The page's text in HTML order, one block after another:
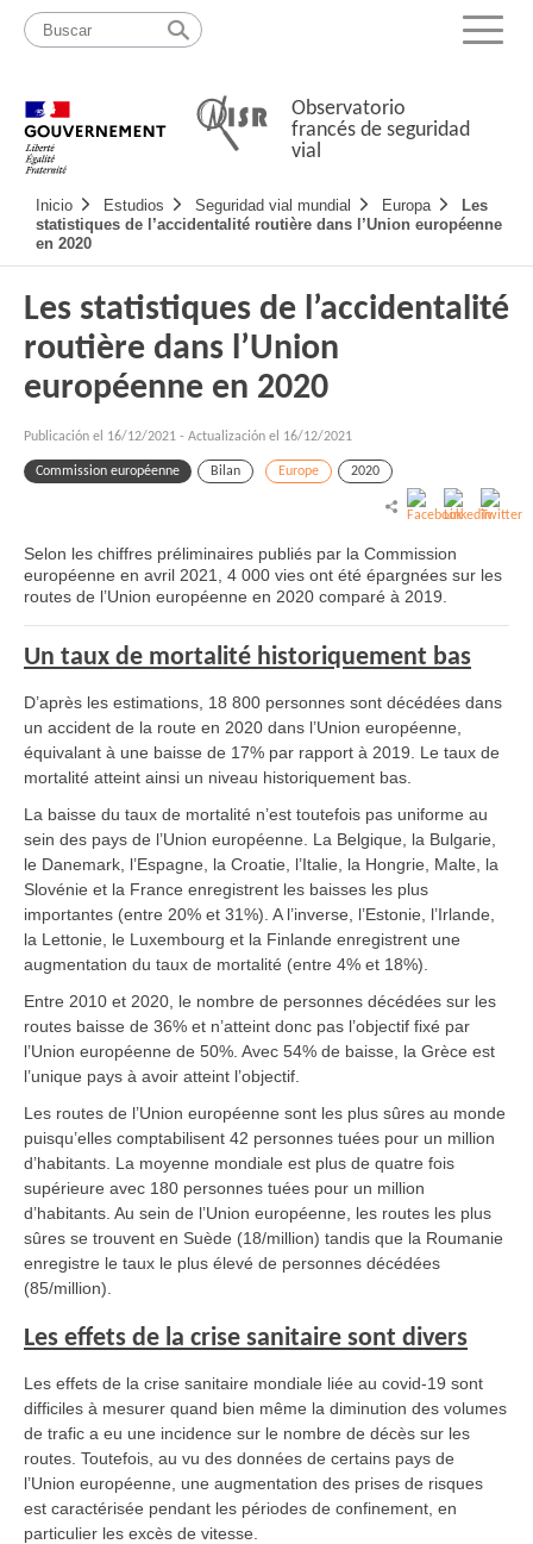
Pasar
contenido
Mapa
web
Menu
Observatorio
francés de seguridad
vial
Navigation
principale
Inicio Estudios Seguridad vial mundial Europa
Les
statistiques de l’accidentalité routière dans l’Union européenne
en 2020
Les statistiques de l’accidentalité
routière dans l’Union
européenne en 2020
Publicación el 16/12/2021 - Actualización el 16/12/2021
Commission européenne Bilan Europe 2020
Selon les chiffres préliminaires publiés par la Commission
européenne en avril 2021, 4 000 vies ont été épargnées sur les
routes de l’Union européenne en 2020 comparé à 2019.
Un taux de mortalité historiquement bas
D’après les estimations, 18 800 personnes sont décédées dans
un accident de la route en 2020 dans l’Union européenne,
équivalant à une baisse de 17% par rapport à 2019. Le taux de
mortalité atteint ainsi un niveau historiquement bas.
La baisse du taux de mortalité n’est toutefois pas uniforme au
sein des pays de l’Union européenne. La Belgique, la Bulgarie,
le Danemark, l’Espagne, la Croatie, l’Italie, la Hongrie, Malte, la
Slovénie et la France enregistrent les baisses les plus
importantes (entre 20% et 31%). A l’inverse, l’Estonie, l’Irlande,
la Lettonie, le Luxembourg et la Finlande enregistrent une
augmentation du taux de mortalité (entre 4% et 18%).
Entre 2010 et 2020, le nombre de personnes décédées sur les
routes baisse de 36% et n’atteint donc pas l’objectif fixé par
l’Union européenne de 50%. Avec 54% de baisse, la Grèce est
l’unique pays à avoir atteint l’objectif.
Les routes de l’Union européenne sont les plus sûres au monde
puisqu’elles comptabilisent 42 personnes tuées pour un million
d’habitants. La moyenne mondiale est plus de quatre fois
supérieure avec 180 personnes tuées pour un million
d’habitants. Au sein de l’Union européenne, les routes les plus
sûres se trouvent en Suède (18/million) tandis que la Roumanie
enregistre le taux le plus élevé de personnes décédées
(85/million).
Les effets de la crise sanitaire sont divers
Les effets de la crise sanitaire mondiale liée au covid-19 sont
difficiles à mesurer quand bien même la diminution des volumes
de trafic a eu une incidence sur le nombre de décès sur les
routes. Toutefois, au vu des données de certains pays de
l’Union européenne, une augmentation des prises de risques
est caractérisée pendant les périodes de confinement, en
particulier les excès de vitesse.